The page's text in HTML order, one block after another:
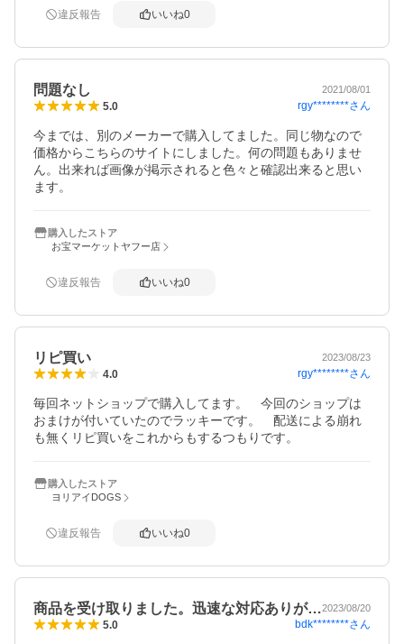
違反報告 いいね0
問題なし 2021/08/01
5.0 rgy********さん
今までは、別のメーカーで購入してました。同じ物なので
価格からこちらのサイトにしました。何の問題もありませ
ん。出来れば画像が掲示されると色々と確認出来ると思い
ます。
購入したストア
お宝マーケットヤフー店
違反報告 いいね0
リピ買い 2023/08/23
4.0 rgy********さん
毎回ネットショップで購入してます。　今回のショップは
おまけが付いていたのでラッキーです。　配送による崩れ
も無くリピ買いをこれからもするつもりです。
購入したストア
ヨリアイDOGS
違反報告 いいね0
商品を受け取りました。迅速な対応ありが…2023/08/20
5.0 bdk********さん